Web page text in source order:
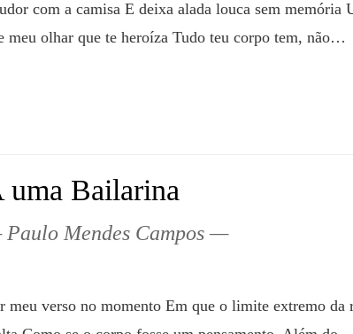
meu olhar que te heroíza Tudo teu corpo tem, não…
uma Bailarina
Paulo Mendes Campos